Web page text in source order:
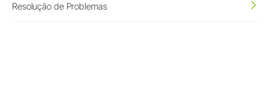
Resolução de Problemas